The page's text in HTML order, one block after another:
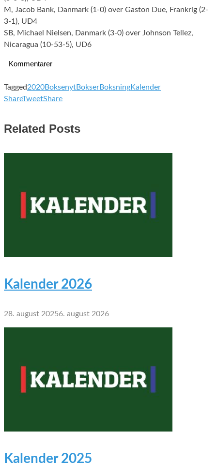
M, Jacob Bank, Danmark (1-0) over Gaston Due, Frankrig (2-
3-1), UD4
SB, Michael Nielsen, Danmark (3-0) over Johnson Tellez,
Nicaragua (10-53-5), UD6
Kommentarer
Tagged2020BoksenytBokserBoksningKalender
ShareTweetShare
Related Posts
Kalender 2026
28. august 20256. august 2026
Kalender 2025